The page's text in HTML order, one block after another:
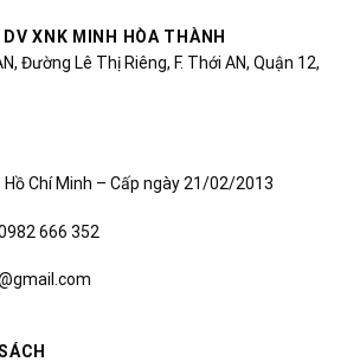
XNK MINH HÒA THÀNH
Đường Lê Thị Riêng, F. Thới AN, Quận 12,
Chí Minh – Cấp ngày 21/02/2013
666 352